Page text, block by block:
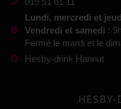
Lundi, mercredi et
Vendredi et samedi :
Fermé le mardi et le
Hesby-drink Hannut
HESBY-